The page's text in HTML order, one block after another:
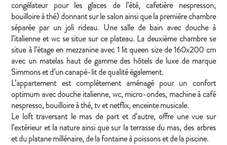
congélateur pour les glaces de l’été, cafetière nespresson,
bouilloire à thé) donnant sur le salon ainsi que la première chambre
séparée par un joli rideau. Une salle de bain avec douche à
l’italienne et wc se situe sur ce plateau. La deuxième chambre se
situe à l’étage en mezzanine avec 1 lit queen size de 160x200 cm
avec un matelas haut de gamme des hôtels de luxe de marque
Simmons et d’un canapé-lit de qualité également.
L’appartement est complètement aménagé pour un confort
optimum avec douche italienne, wc, micro-ondes, machine à café
nespresso, bouilloire à thé, tv et netflix, enceinte musicale.
Le loft traversant le mas de part et d’autre, offre une vue sur
l’extérieur et la nature ainsi que sur la terrasse du mas, des arbres
et du platane millénaire, de la fontaine à poissons et de la piscine.